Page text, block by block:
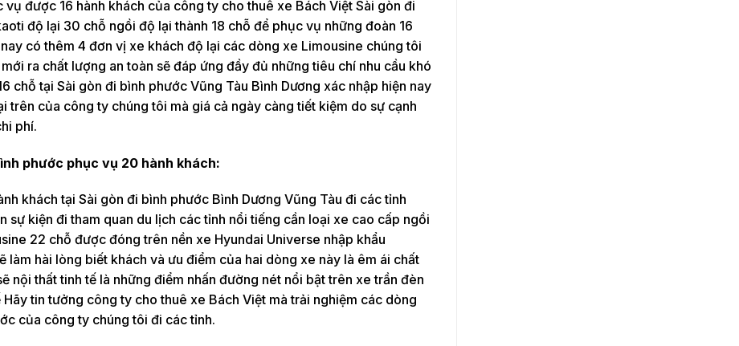
được 16 hành khách của công ty cho thuê xe Bách Việt Sài gòn đi
độ lại 30 chỗ ngồi độ lại thành 18 chỗ để phục vụ những đoàn 16
có thêm 4 đơn vị xe khách độ lại các dòng xe Limousine chúng tôi
ra chất lượng an toàn sẽ đáp ứng đầy đủ những tiêu chí nhu cầu khó
chỗ tại Sài gòn đi bình phước Vũng Tàu Bình Dương xác nhập hiện nay
trên của công ty chúng tôi mà giá cả ngày càng tiết kiệm do sự cạnh
phí.
phước phục vụ 20 hành khách:
khách tại Sài gòn đi bình phước Bình Dương Vũng Tàu đi các tỉnh
sự kiện đi tham quan du lịch các tỉnh nổi tiếng cần loại xe cao cấp ngồi
22 chỗ được đóng trên nền xe Hyundai Universe nhập khẩu
làm hài lòng biết khách và ưu điểm của hai dòng xe này là êm ái chất
nội thất tinh tế là những điểm nhấn đường nét nổi bật trên xe trần đèn
tin tưởng công ty cho thuê xe Bách Việt mà trải nghiệm các dòng
của công ty chúng tôi đi các tỉnh.